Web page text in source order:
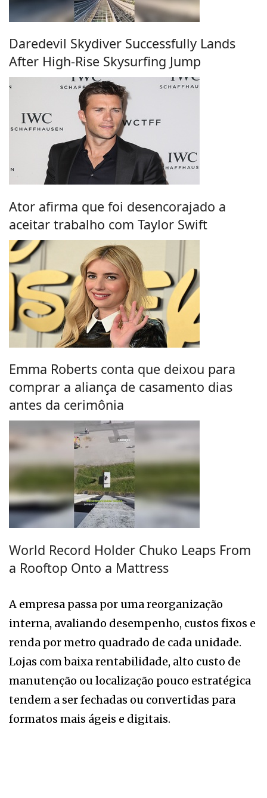
Daredevil Skydiver Successfully Lands
After High-Rise Skysurfing Jump
Ator afirma que foi desencorajado a
aceitar trabalho com Taylor Swift
Emma Roberts conta que deixou para
comprar a aliança de casamento dias
antes da cerimônia
World Record Holder Chuko Leaps From
a Rooftop Onto a Mattress
A empresa passa por uma reorganização
interna, avaliando desempenho, custos fixos e
renda por metro quadrado de cada unidade.
Lojas com baixa rentabilidade, alto custo de
manutenção ou localização pouco estratégica
tendem a ser fechadas ou convertidas para
formatos mais ágeis e digitais.